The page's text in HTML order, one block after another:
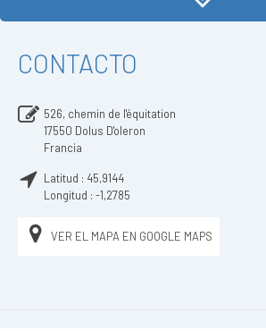
CONTACTO
526, chemin de l'équitation
17550 Dolus D'oleron
Francia
Latitud : 45,9144
Longitud : -1,2785
VER EL MAPA EN GOOGLE MAPS